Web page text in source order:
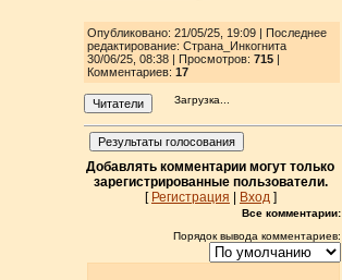
Опубликовано: 21/05/25, 19:09 | Последнее
редактирование: Страна_Инкогнита
30/06/25, 08:38 | Просмотров: 715|
Комментариев: 17
Читатели Загрузка...
Результаты голосования
Добавлять комментарии могут только
зарегистрированные пользователи.
[ Регистрация | Вход ]
Все комментарии:
Порядок вывода комментариев: